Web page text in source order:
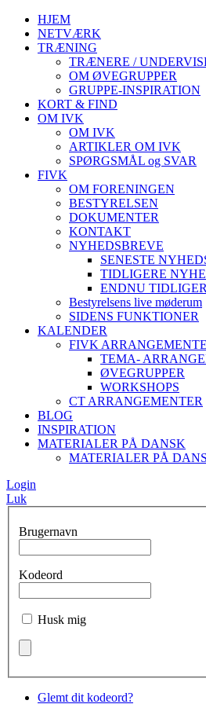
HJEM
NETVÆRK
TRÆNING
TRÆNERE /
OM ØVEGRUPPER
GRUPPE-INSPIRATION
KORT & FIND
OM IVK
OM IVK
ARTIKLER OM IVK
SPØRGSMÅL og SVAR
FIVK
OM FORENINGEN
BESTYRELSEN
DOKUMENTER
KONTAKT
NYHEDSBREVE
SENESTE
TIDLIGERE
ENDNU
Bestyrelsens live møderum
SIDENS FUNKTIONER
KALENDER
FIVK
TEMA-
ØVEGRUPPER
WORKSHOPS
CT ARRANGEMENTER
BLOG
INSPIRATION
MATERIALER PÅ DANSK
MATERIALER PÅ
Login
Luk
Brugernavn
Kodeord
Husk mig
Glemt dit kodeord?